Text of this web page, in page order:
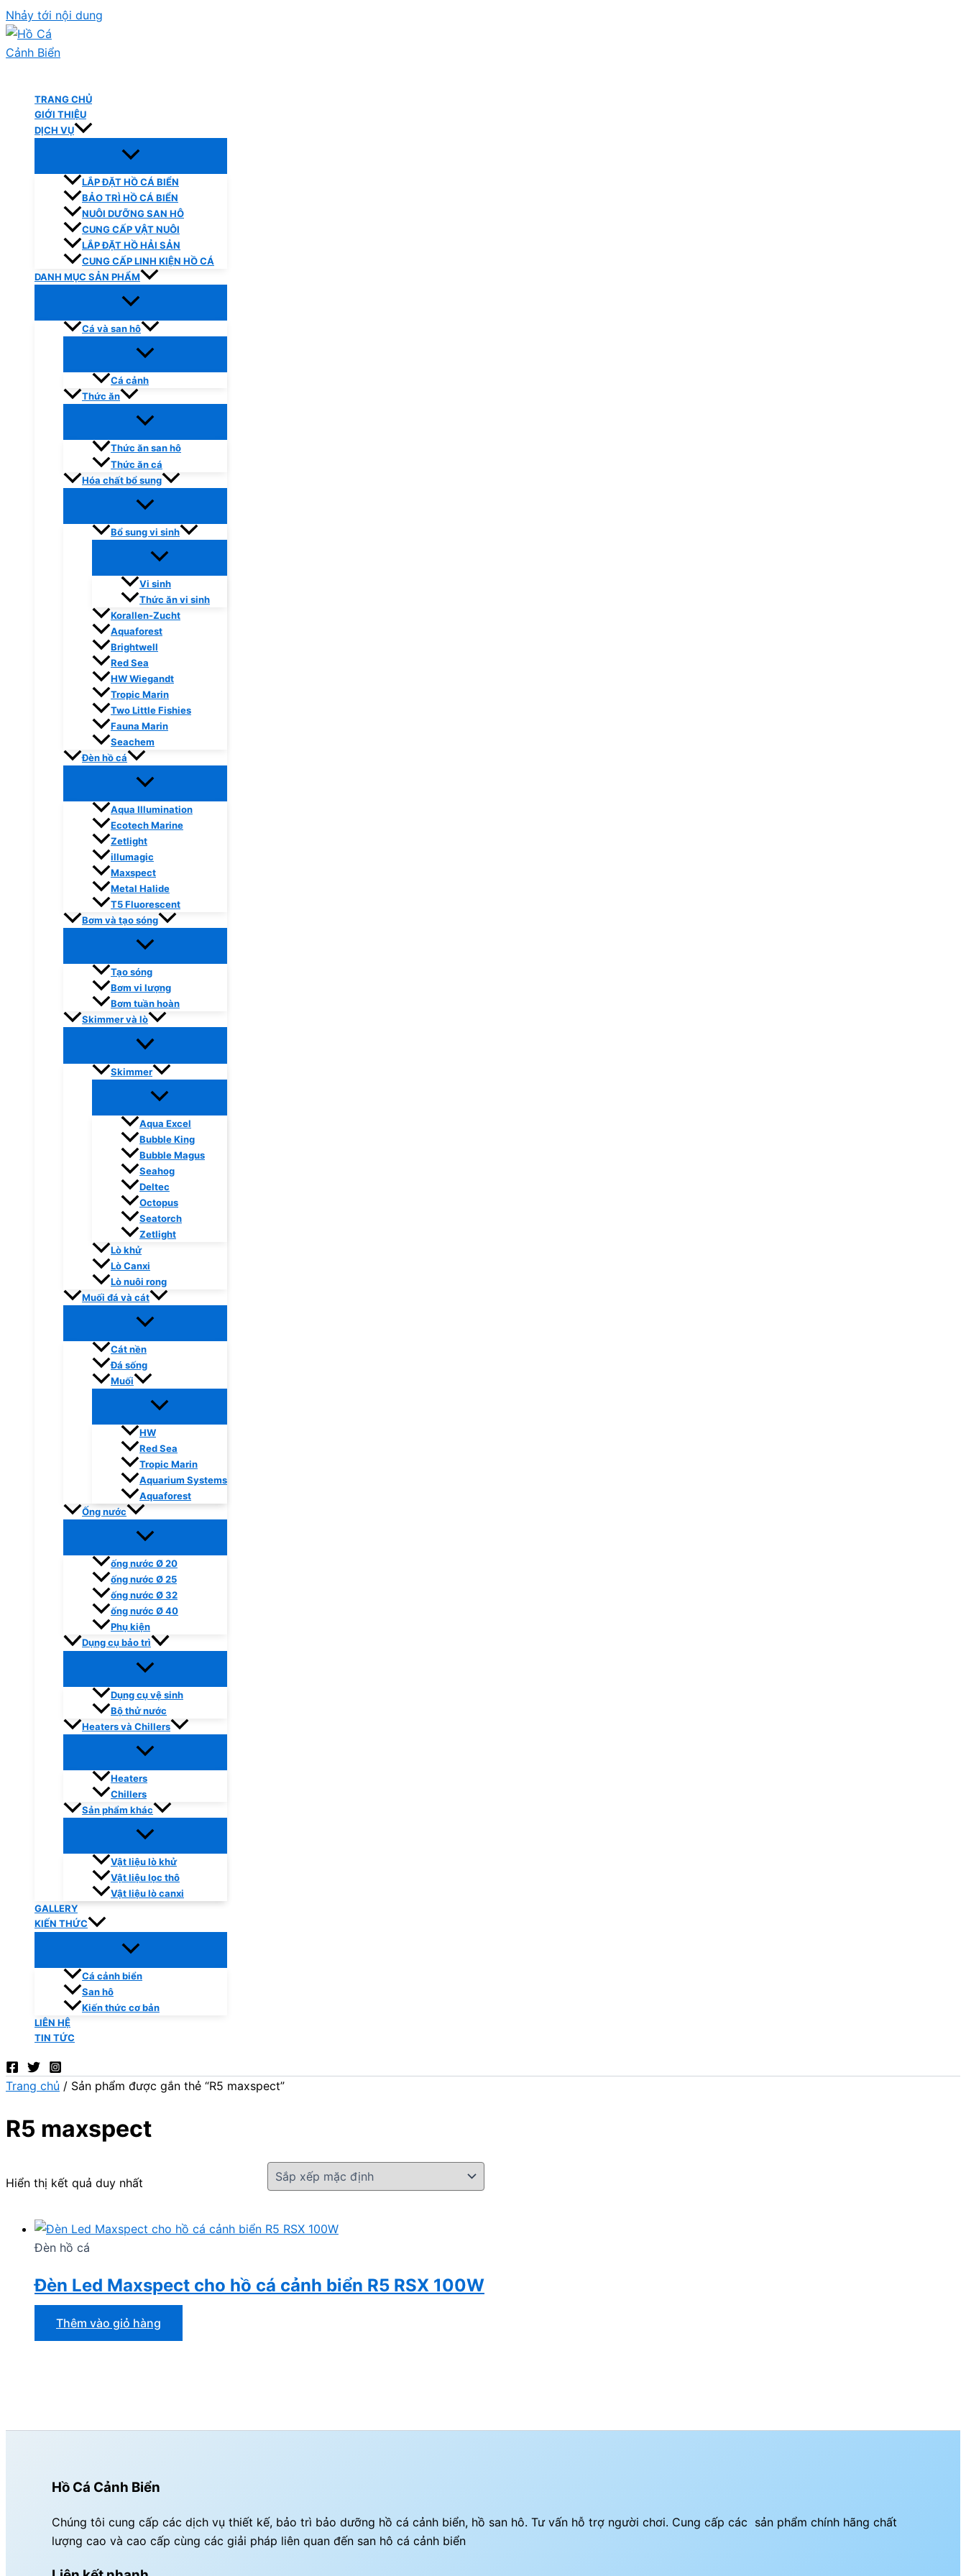
Nhảy tới nội dung
TRANG CHỦ
GIỚI THIỆU
DỊCH VỤ
LẮP ĐẶT HỒ CÁ BIỂN
BẢO TRÌ HỒ CÁ BIỂN
NUÔI DƯỠNG SAN HÔ
CUNG CẤP VẬT NUÔI
LẮP ĐẶT HỒ HẢI SẢN
CUNG CẤP LINH KIỆN HỒ CÁ
DANH MỤC SẢN PHẨM
Cá và san hô
Cá cảnh
Thức ăn
Thức ăn san hô
Thức ăn cá
Hóa chất bổ sung
Bổ sung vi sinh
Vi sinh
Thức ăn vi sinh
Korallen-Zucht
Aquaforest
Brightwell
Red Sea
HW Wiegandt
Tropic Marin
Two Little Fishies
Fauna Marin
Seachem
Đèn hồ cá
Aqua Illumination
Ecotech Marine
Zetlight
illumagic
Maxspect
Metal Halide
T5 Fluorescent
Bơm và tạo sóng
Tạo sóng
Bơm vi lượng
Bơm tuần hoàn
Skimmer và lò
Skimmer
Aqua Excel
Bubble King
Bubble Magus
Seahog
Deltec
Octopus
Seatorch
Zetlight
Lò khử
Lò Canxi
Lò nuôi rong
Muối đá và cát
Cát nền
Đá sống
Muối
HW
Red Sea
Tropic Marin
Aquarium Systems
Aquaforest
Ống nước
ống nước Ø 20
ống nước Ø 25
ống nước Ø 32
ống nước Ø 40
Phụ kiện
Dụng cụ bảo trì
Dụng cụ vệ sinh
Bộ thử nước
Heaters và Chillers
Heaters
Chillers
Sản phẩm khác
Vật liệu lò khử
Vật liệu lọc thô
Vật liệu lò canxi
GALLERY
KIẾN THỨC
Cá cảnh biển
San hô
Kiến thức cơ bản
LIÊN HỆ
TIN TỨC
Trang chủ / Sản phẩm được gắn thẻ “R5 maxspect”
R5 maxspect
Hiển thị kết quả duy nhất
Đèn hồ cá
Đèn Led Maxspect cho hồ cá cảnh biển R5 RSX 100W
Thêm vào giỏ hàng
Hồ Cá Cảnh Biển
Chúng tôi cung cấp các dịch vụ thiết kế, bảo trì bảo dưỡng hồ cá cảnh biển, hồ san hô. Tư vấn hỗ trợ người chơi. Cung cấp các sản phẩm chính hãng chất
lượng cao và cao cấp cùng các giải pháp liên quan đến san hô cá cảnh biển